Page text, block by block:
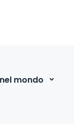
mondo